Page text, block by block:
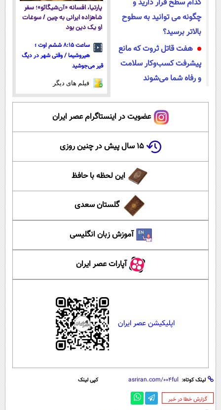
کدام سطح قرار دارید و
چگونه می توانید به سطوح
بالاتر برسید؟
هفت قاتل ثروت که مانع
پیشرفت کسب‌وکار سلامت
و رفاه شما می‌شوند
پارتیا، افسانه «آن‌شیگائو»؛ سفر
شاهزاده ایرانی به چین / سوغات
او یک دین بود
ساعت ۸:۱۵ ششم اوت ؛
هیروشیما / وقتی شهر در دیگ
قیر می‌جوشید
فیلم های دیگر
عضویت در اینستاگرام عصر ایران
۱۵ سال پیش در چنین روزی
این لحظه با حافظ
گلستان سعدی
آموزش زبان انگلیسی
آپارات عصر ایران
اپلیکیشن عصر ایران
لینک کوتاه: کپی لینک
‌گزارش خطا در خبر